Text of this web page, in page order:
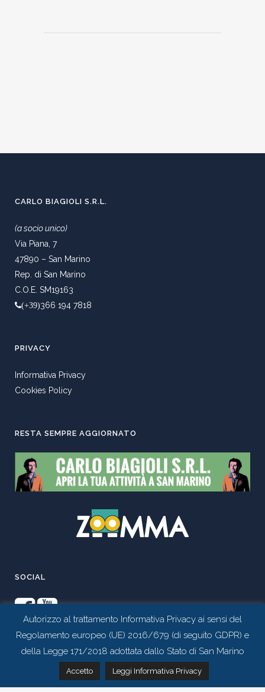
CARLO BIAGIOLI S.R.L.
(a socio unico)
Via Piana, 7
47890 – San Marino
Rep. di San Marino
C.O.E. SM19163
(+39)366 194 7818
PRIVACY
Informativa Privacy
Cookies Policy
RESTA SEMPRE AGGIORNATO
SOCIAL
Realizzato daStudio 99
Autorizzo al trattamento Informativa Privacy ai sensi del
Regolamento europeo (UE) 2016/679 (di seguito GDPR) e
della Legge 171/2018 adottata dallo Stato di San Marino
Accetto Leggi Informativa Privacy
Contattaci tramite whatsapp